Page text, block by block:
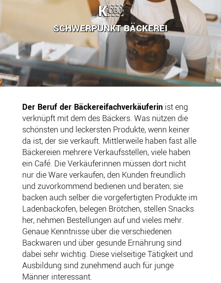
K￼
SCHWERPUNKT BÄCKEREI
Der Beruf der Bäckereifachverkäuferinist eng
verknüpft mit dem des Bäckers. Was nützen die
schönsten und leckersten Produkte, wenn keiner
da ist, der sie verkauft. Mittlerweile haben fast alle
Bäckereien mehrere Verkaufsstellen, viele haben
ein Café. Die Verkäuferinnen müssen dort nicht
nur die Ware verkaufen, den Kunden freundlich
und zuvorkommend bedienen und beraten; sie
backen auch selber die vorgefertigten Produkte im
Ladenbackofen, belegen Brötchen, stellen Snacks
her, nehmen Bestellungen auf und vieles mehr.
Genaue Kenntnisse über die verschiedenen
Backwaren und über gesunde Ernährung sind
dabei sehr wichtig. Diese vielseitige Tätigkeit und
Ausbildung sind zunehmend auch für junge
Männer interessant.